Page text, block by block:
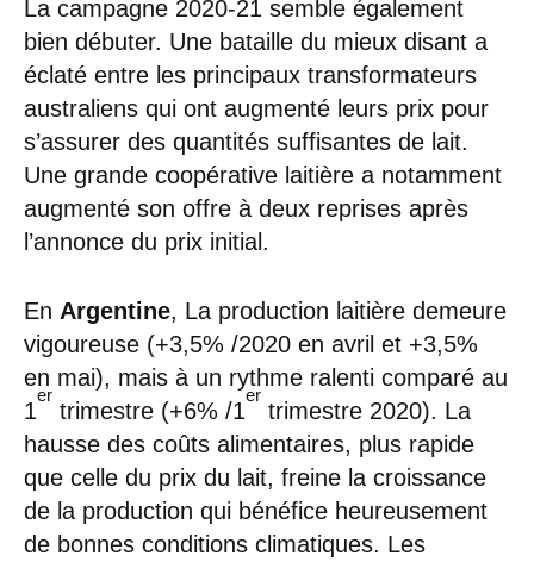
La campagne 2020-21 semble également
bien débuter. Une bataille du mieux disant a
éclaté entre les principaux transformateurs
australiens qui ont augmenté leurs prix pour
s’assurer des quantités suffisantes de lait.
Une grande coopérative laitière a notamment
augmenté son offre à deux reprises après
l’annonce du prix initial.
En Argentine, La production laitière demeure
vigoureuse (+3,5% /2020 en avril et +3,5%
en mai), mais à un rythme ralenti comparé au
1
er
trimestre (+6% /1
er
trimestre 2020). La
hausse des coûts alimentaires, plus rapide
que celle du prix du lait, freine la croissance
de la production qui bénéfice heureusement
de bonnes conditions climatiques. Les